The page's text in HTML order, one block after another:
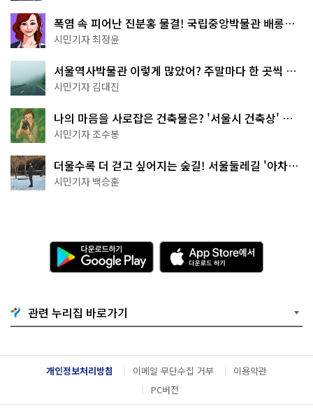
폭염 속 피어난 진분홍 물결! 국립중앙박물관 배롱나
무 명소
시민기자 최정윤
서울역사박물관 이렇게 많았어? 주말마다 한 곳씩 떠
나는 역사 산책
시민기자 김대진
나의 마음을 사로잡은 건축물은? '서울시 건축상' 수
상작 공개!
시민기자 조수봉
더울수록 더 걷고 싶어지는 숲길! 서울둘레길 '아차산
코스'
시민기자 백승훈
다
운
로
기
G
o
g
l
e
l
A
p
p
e
서
다
운
드
관련 누리집 바로가기
개인정보처리방침 이메일 무단수집 거부
이용약관
PC버전